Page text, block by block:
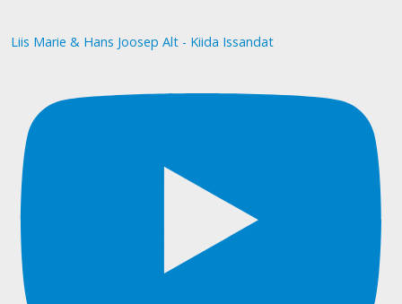
Liis Marie & Hans Joosep Alt - Kiida Issandat